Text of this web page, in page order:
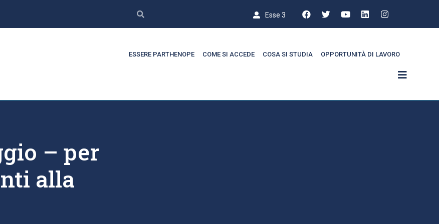
Esse 3
ESSERE PARTHENOPE COME SI ACCEDE COSA SI STUDIA OPPORTUNITÀ DI LAVORO
– per
alla